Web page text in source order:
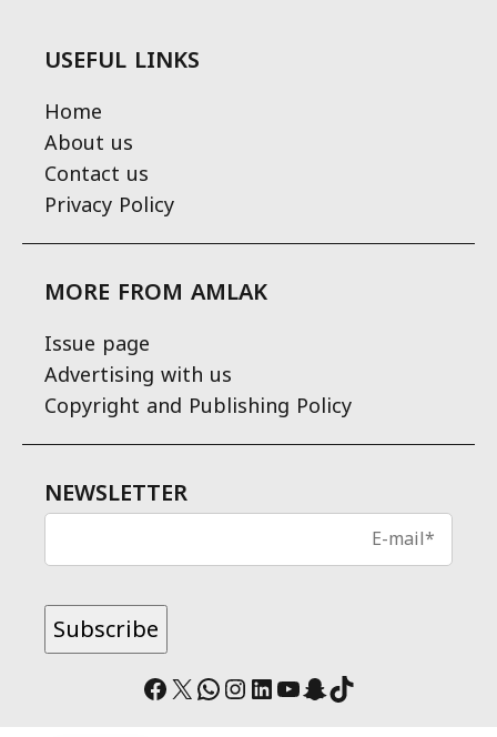
USEFUL LINKS
Home
About us
Contact us
Privacy Policy
MORE FROM AMLAK
Issue page
Advertising with us
Copyright and Publishing Policy
NEWSLETTER
Facebook
X WhatsApp
Instagram
LinkedIn
YouTube
Snapchat
TikTok